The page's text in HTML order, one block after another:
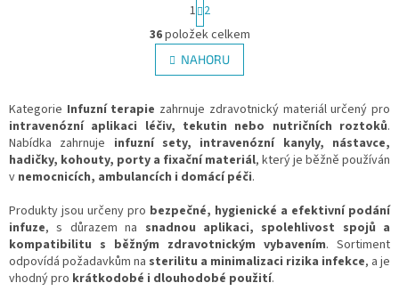
O
v
l
á
a
c
í
p
r
k
y
v
ý
p
t
r
á
n
k
v
á
n
í
1 2
36položek celkem
NAHORU
Kategorie Infuzní terapie zahrnuje zdravotnický materiál určený pro
intravenózní aplikaci léčiv, tekutin nebo nutričních roztoků.
Nabídka zahrnuje infuzní sety, intravenózní kanyly, nástavce,
hadičky, kohouty, porty a fixační materiál, který je běžně používán
v nemocnicích, ambulancích i domácí péči.
Produkty jsou určeny pro bezpečné, hygienické a efektivní podání
infuze, s důrazem na snadnou aplikaci, spolehlivost spojů a
kompatibilitu s běžným zdravotnickým vybavením. Sortiment
odpovídá požadavkům na sterilitu a minimalizaci rizika infekce, a je
vhodný pro krátkodobé i dlouhodobé použití.